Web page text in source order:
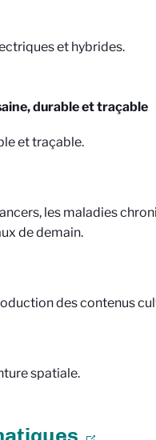
et hybrides.
durable et traçable
et traçable.
les maladies
de demain.
des contenus
spatiale.